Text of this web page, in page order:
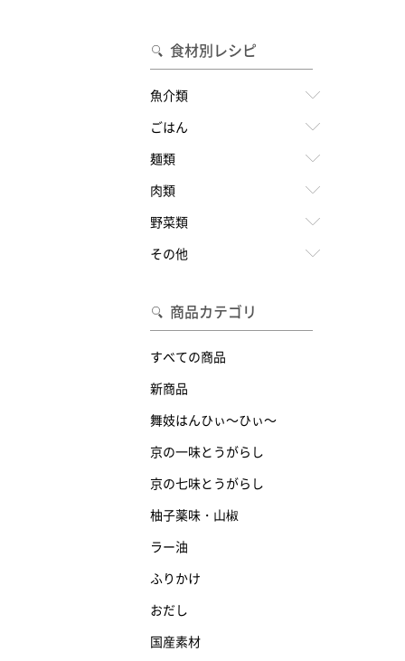
食材別レシピ
魚介類
ごはん
麺類
肉類
野菜類
その他
商品カテゴリ
すべての商品
新商品
舞妓はんひぃ～ひぃ～
京の一味とうがらし
京の七味とうがらし
柚子薬味・山椒
ラー油
ふりかけ
おだし
国産素材